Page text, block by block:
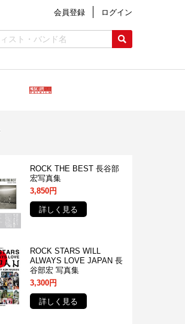
会員登録 ログイン
ROCK THE BEST 長谷部
宏写真集
3,850円
詳しく見る
ROCK STARS WILL
ALWAYS LOVE JAPAN 長
谷部宏 写真集
3,300円
詳しく見る